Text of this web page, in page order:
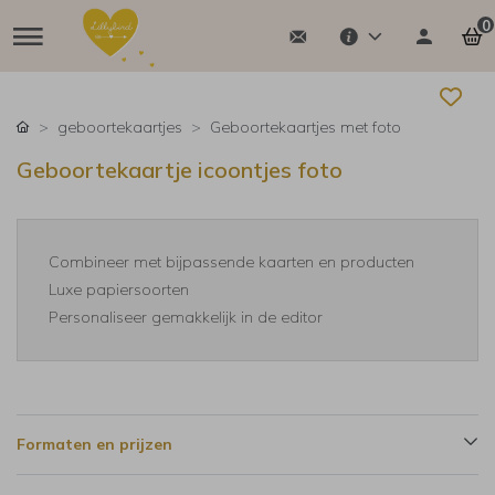
0
geboortekaartjes Geboortekaartjes met foto
Geboortekaartje icoontjes foto
Combineer met bijpassende kaarten en producten
Luxe papiersoorten
Personaliseer gemakkelijk in de editor
Formaten en prijzen